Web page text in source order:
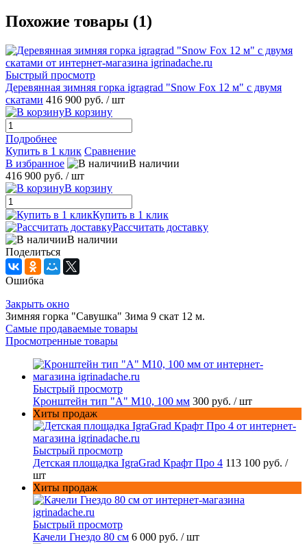
Похожие товары (1)
Быстрый просмотр
Деревянная зимняя горка igragrad "Snow Fox 12 м" с двумя
скатами 416 900 руб. / шт
В корзину
Подробнее
Купить в 1 клик Сравнение
В избранное
В наличии
416 900 руб. / шт
В корзину
Купить в 1 клик
Рассчитать доставку
В наличии
Поделиться
Ошибка
Закрыть окно
Зимняя горка "Савушка" Зима 9 скат 12 м.
Самые продаваемые товары
Просмотренные товары
Быстрый просмотр
Кронштейн тип "A" M10, 100 мм 300 руб. / шт
Хиты продаж
Быстрый просмотр
Детская площадка IgraGrad Крафт Про 4 113 100 руб. /
шт
Хиты продаж
Быстрый просмотр
Качели Гнездо 80 см 6 000 руб. / шт